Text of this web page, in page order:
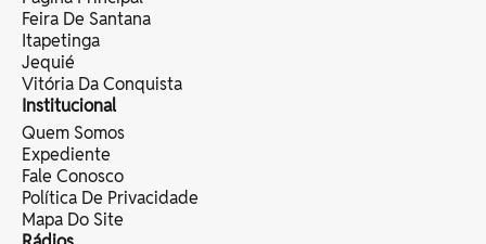
Feira De Santana
Itapetinga
Jequié
Vitória Da Conquista
Institucional
Quem Somos
Expediente
Fale Conosco
Política De Privacidade
Mapa Do Site